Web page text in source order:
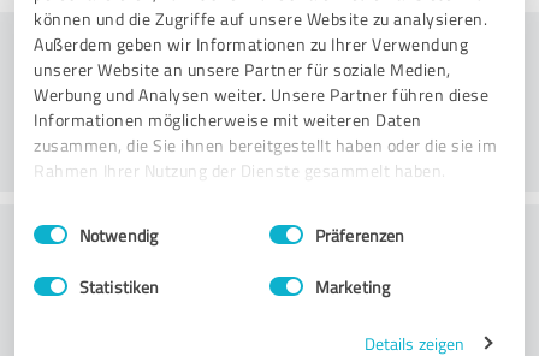
können und die Zugriffe auf unsere Website zu analysieren.
Außerdem geben wir Informationen zu Ihrer Verwendung
unserer Website an unsere Partner für soziale Medien,
Werbung und Analysen weiter. Unsere Partner führen diese
Informationen möglicherweise mit weiteren Daten
zusammen, die Sie ihnen bereitgestellt haben oder die sie im
Rahmen Ihrer Nutzung der Dienste gesammelt haben.
Impressum Datenschutzbestimmungen
Einwilligungsauswahl
Notwendig Präferenzen
Statistiken Marketing
Details zeigen
Consulting
Klantenservice